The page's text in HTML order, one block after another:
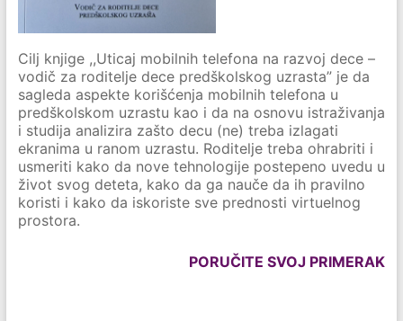
Cilj knjige ,,Uticaj mobilnih telefona na razvoj dece –
vodič za roditelje dece predškolskog uzrasta” je da
sagleda aspekte korišćenja mobilnih telefona u
predškolskom uzrastu kao i da na osnovu istraživanja
i studija analizira zašto decu (ne) treba izlagati
ekranima u ranom uzrastu. Roditelje treba ohrabriti i
usmeriti kako da nove tehnologije postepeno uvedu u
život svog deteta, kako da ga nauče da ih pravilno
koristi i kako da iskoriste sve prednosti virtuelnog
prostora.
PORUČITE SVOJ PRIMERAK